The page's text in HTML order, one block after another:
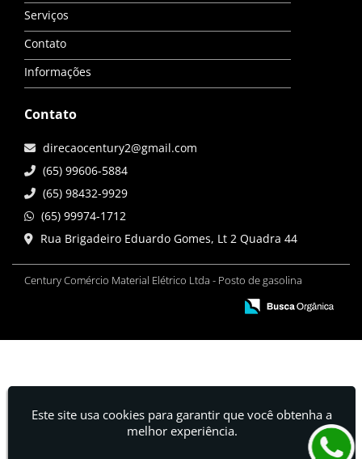
Serviços
Contato
Informações
Contato
direcaocentury2@gmail.com
(65) 99606-5884
(65) 98432-9929
(65) 99974-1712
Rua Brigadeiro Eduardo Gomes, Lt 2 Quadra 44
Century Comércio Material Elétrico Ltda - Posto de gasolina
Este site usa cookies para garantir que você obtenha a
melhor experiência.